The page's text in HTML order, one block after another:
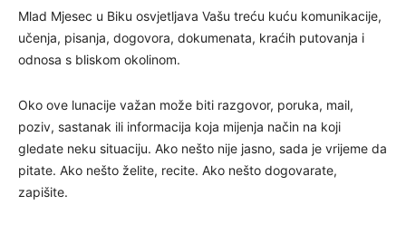
Mlad Mjesec u Biku osvjetljava Vašu treću kuću komunikacije,
učenja, pisanja, dogovora, dokumenata, kraćih putovanja i
odnosa s bliskom okolinom.
Oko ove lunacije važan može biti razgovor, poruka, mail,
poziv, sastanak ili informacija koja mijenja način na koji
gledate neku situaciju. Ako nešto nije jasno, sada je vrijeme da
pitate. Ako nešto želite, recite. Ako nešto dogovarate,
zapišite.